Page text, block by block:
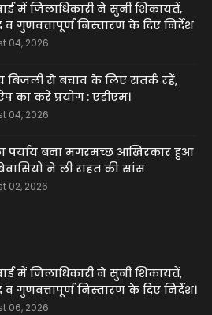
में जिलाधिकारी ने सुनीं शिकायतें,
गुणवत्तापूर्ण निस्तारण के दिए निर्देश
04, 2026
बिजली से बचाव के लिए सतर्क रहें,
का करें प्रयोग : एडीएम।
04, 2026
बना मगरमच्छ आखिरकार हुआ
ने ली राहत की सांस
02, 2026
में जिलाधिकारी ने सुनीं शिकायतें,
गुणवत्तापूर्ण निस्तारण के दिए निर्देश।
06, 2026